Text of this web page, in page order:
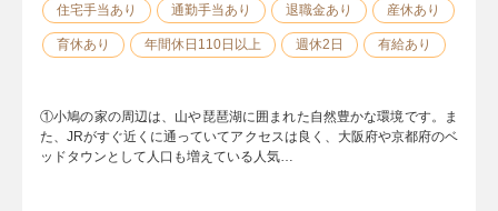
住宅手当あり 通勤手当あり 退職金あり 産休あり
育休あり 年間休日110日以上 週休2日 有給あり
①小鳩の家の周辺は、山や琵琶湖に囲まれた自然豊かな環境です。ま
た、JRがすぐ近くに通っていてアクセスは良く、大阪府や京都府のベ
ッドタウンとして人口も増えている人気…